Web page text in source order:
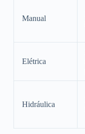
Manual
Elétrica
Hidráulica